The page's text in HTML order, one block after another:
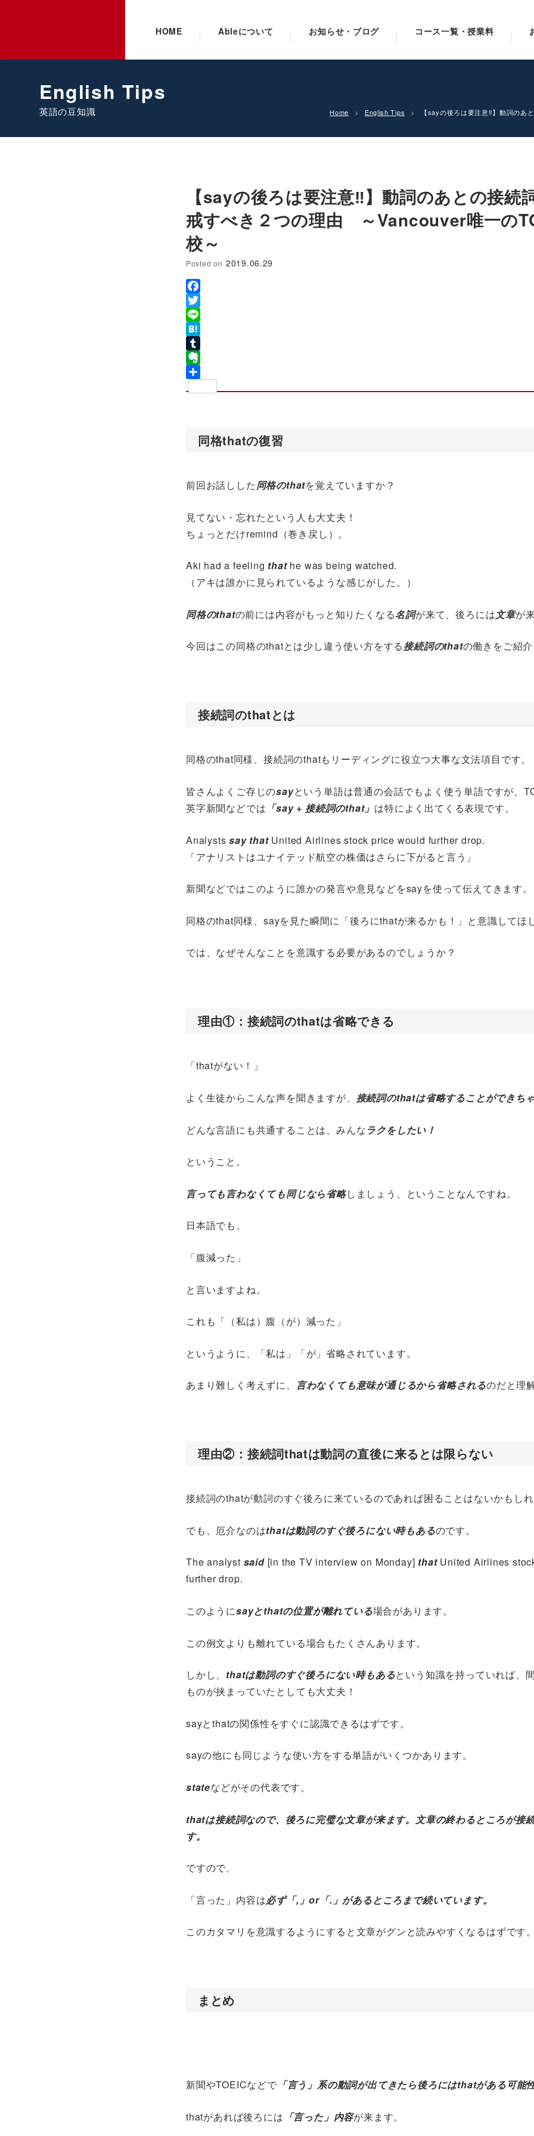
HOME Ableについて お知らせ・ブログ コース一覧・授業料
Home English Tips 【sayの後ろは要注意‼】動詞の
English Tips
英語の豆知識
【sayの後ろは要注意‼】動詞のあとの接続
戒すべき２つの理由 ～Vancouver唯一の
校～
Posted on 2019.06.29
Facebook
Twitter
Line
Hatena
Tumblr
Evernote
同格thatの復習
前回お話しした同格のthatを覚えていますか？
見てない・忘れたという人も大丈夫！
ちょっとだけremind（巻き戻し）。
Aki had a feeling thathe was being watched.
（アキは誰かに見られているような感じがした。）
同格のthatの前には内容がもっと知りたくなる名詞が来て、後ろには文章が
今回はこの同格のthatとは少し違う使い方をする接続詞のthatの働きをご紹介
接続詞のthatとは
同格のthat同様、接続詞のthatもリーディングに役立つ大事な文法項目です。
皆さんよくご存じのsayという単語は普通の会話でもよく使う単語ですが、
英字新聞などでは 「say + 接続詞のthat」 は特によく出てくる表現です。
Analystssay thatUnited Airlines stock price would further drop.
「アナリストはユナイテッド航空の株価はさらに下がると言う」
新聞などではこのように誰かの発言や意見などをsayを使って伝えてきます。
同格のthat同様、sayを見た瞬間に「後ろにthatが来るかも！」と意識してほ
では、なぜそんなことを意識する必要があるのでしょうか？
理由①：接続詞のthatは省略できる
「thatがない！」
よく生徒からこんな声を聞きますが、 接続詞のthatは省略することができちゃ
どんな言語にも共通することは、みんなラクをしたい！
ということ。
言っても言わなくても同じなら省略しましょう、ということなんですね。
日本語でも、
「腹減った」
と言いますよね。
これも「（私は）腹（が）減った」
というように、「私は」「が」省略されています。
あまり難しく考えずに、 言わなくても意味が通じるから省略されるのだと理
理由②：接続詞thatは動詞の直後に来るとは限らない
接続詞のthatが動詞のすぐ後ろに来ているのであれば困ることはないかもしれ
でも、厄介なのはthatは動詞のすぐ後ろにない時もあるのです。
The analyst said[in the TV interview on Monday] thatUnited Airlines
further drop.
このようにsayとthatの位置が離れている場合があります。
この例文よりも離れている場合もたくさんあります。
しかし、 thatは動詞のすぐ後ろにない時もあるという知識を持っていれば、
ものが挟まっていたとしても大丈夫！
sayとthatの関係性をすぐに認識できるはずです。
sayの他にも同じような使い方をする単語がいくつかあります。
stateなどがその代表です。
thatは接続詞なので、後ろに完璧な文章が来ます。文章の終わるところが接
す。
ですので、
「言った」内容は必ず「,」or「.」があるところまで続いています。
このカタマリを意識するようにすると文章がグンと読みやすくなるはずです。
まとめ
新聞やTOEICなどで 「言う」系の動詞が出てきたら後ろにはthatがある可能
thatがあれば後ろには 「言った」内容が来ます。